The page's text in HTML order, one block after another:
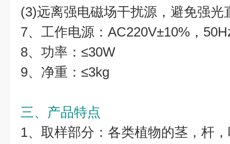
(3)远离强电磁场干扰源，避免强光
7、工作电源：AC220V±10%，
8、功率：≤30W
9、净重：≤3kg
三、产品特点
1、取样部分：各类植物的茎，杆